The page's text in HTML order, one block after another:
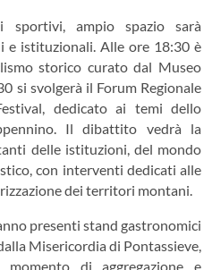
sportivi, ampio spazio sarà
e istituzionali. Alle ore 18:30 è
storico curato dal Museo
si svolgerà il Forum Regionale
dedicato ai temi dello
Il dibattito vedrà la
delle istituzioni, del mondo
con interventi dedicati alle
dei territori montani.
presenti stand gastronomici
Misericordia di Pontassieve,
di aggregazione e